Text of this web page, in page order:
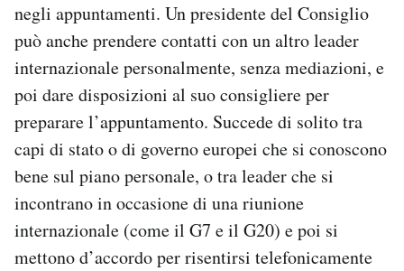
negli appuntamenti. Un presidente del Consiglio
può anche prendere contatti con un altro leader
internazionale personalmente, senza mediazioni, e
poi dare disposizioni al suo consigliere per
preparare l’appuntamento. Succede di solito tra
capi di stato o di governo europei che si conoscono
bene sul piano personale, o tra leader che si
incontrano in occasione di una riunione
internazionale (come il G7 e il G20) e poi si
mettono d’accordo per risentirsi telefonicamente